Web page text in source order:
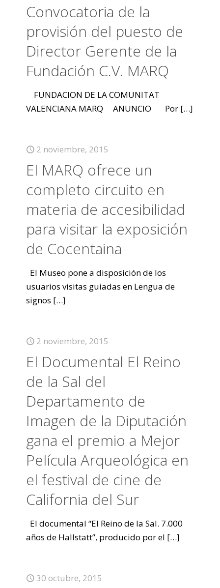
Convocatoria de la
provisión del puesto de
Director Gerente de la
Fundación C.V. MARQ
FUNDACION DE LA COMUNITAT
VALENCIANA MARQ ANUNCIO Por […]
2 noviembre, 2015
El MARQ ofrece un
completo circuito en
materia de accesibilidad
para visitar la exposición
de Cocentaina
El Museo pone a disposición de los
usuarios visitas guiadas en Lengua de
signos […]
2 noviembre, 2015
El Documental El Reino
de la Sal del
Departamento de
Imagen de la Diputación
gana el premio a Mejor
Película Arqueológica en
el festival de cine de
California del Sur
El documental “El Reino de la Sal. 7.000
años de Hallstatt”, producido por el […]
30 octubre, 2015